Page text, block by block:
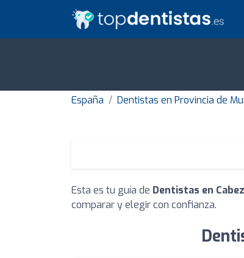
España Dentistas en Provincia de
Esta es tu guía de Dentistas en
comparar y elegir con confianza.